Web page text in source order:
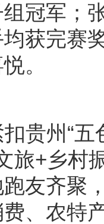
冠军；
获完赛
。
州“五
旅+乡村
友齐聚
、农特